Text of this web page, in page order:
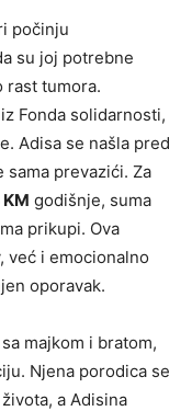
počinju
su joj potrebne
rast tumora.
Fonda solidarnosti,
Adisa se našla pred
prevazići. Za
godišnje, suma
prikupi. Ova
već i emocionalno
oporavak.
majkom i bratom,
Njena porodica se
a Adisina